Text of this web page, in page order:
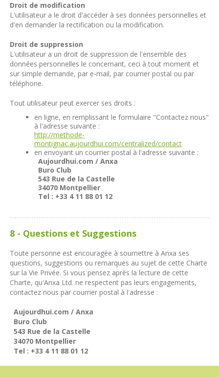
Droit de modification
L'utilisateur a le droit d'accéder à ses données personnelles et
d'en demander la rectification ou la modification.
Droit de suppression
L'utilisateur a un droit de suppression de l'ensemble des
données personnelles le concernant, ceci à tout moment et
sur simple demande, par e-mail, par courrier postal ou par
téléphone.
Tout utilisateur peut exercer ses droits :
en ligne, en remplissant le formulaire "Contactez nous"
à l'adresse suivante :
http://methode-
montignac.aujourdhui.com/centralized/contact
en envoyant un courrier postal à l'adresse suivante :
Aujourdhui.com / Anxa
Buro Club
543 Rue de la Castelle
34070 Montpellier
Tel : +33 4 11 88 01 12
8 - Questions et Suggestions
Toute personne est encouragée à soumettre à Anxa ses
questions, suggestions ou remarques au sujet de cette Charte
sur la Vie Privée. Si vous pensez après la lecture de cette
Charte, qu'Anxa Ltd. ne respectent pas leurs engagements,
contactez nous par courrier postal à l'adresse :
Aujourdhui.com / Anxa
Buro Club
543 Rue de la Castelle
34070 Montpellier
Tel : +33 4 11 88 01 12